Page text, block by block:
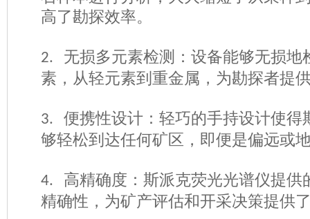
高了勘探效率。
2. 无损多元素检测：设备能够无损地
素，从轻元素到重金属，为勘探者提
3. 便携性设计：轻巧的手持设计使得
够轻松到达任何矿区，即便是偏远或
4. 高精确度：斯派克荧光光谱仪提供
精确性，为矿产评估和开采决策提供